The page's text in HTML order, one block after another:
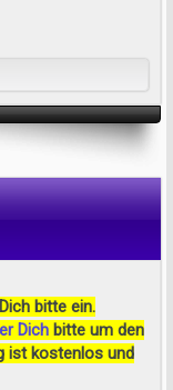
bitte ein.
Dich bitte um den
ist kostenlos und